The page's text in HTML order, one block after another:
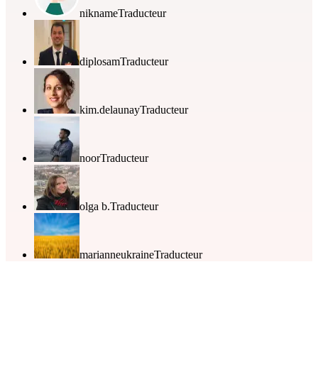
niknameTraducteur
diplosamTraducteur
kim.delaunayTraducteur
noorTraducteur
olga b.Traducteur
marianneukraineTraducteur